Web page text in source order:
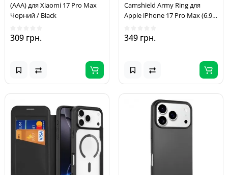
(AAA) для Xiaomi 17 Pro Max
Чорний / Black
309 грн.
Camshield Army Ring для
Apple iPhone 17 Pro Max (6.9")
349 грн.